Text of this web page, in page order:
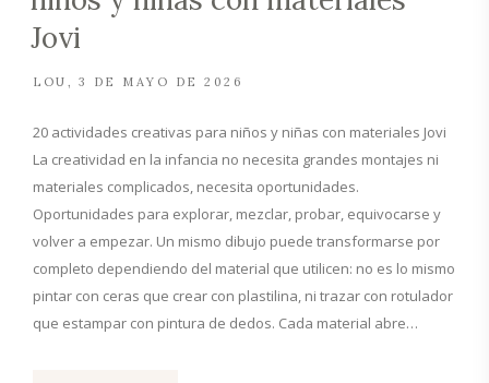
Jovi
LOU 3 DE MAYO DE 2026
20 actividades creativas para niños y niñas con materiales Jovi
La creatividad en la infancia no necesita grandes montajes ni
materiales complicados, necesita oportunidades.
Oportunidades para explorar, mezclar, probar, equivocarse y
volver a empezar. Un mismo dibujo puede transformarse por
completo dependiendo del material que utilicen: no es lo mismo
pintar con ceras que crear con plastilina, ni trazar con rotulador
que estampar con pintura de dedos. Cada material abre…